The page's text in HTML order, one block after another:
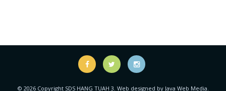
© 2026 Copyright SDS HANG TUAH 3. Web designed by Java Web Media